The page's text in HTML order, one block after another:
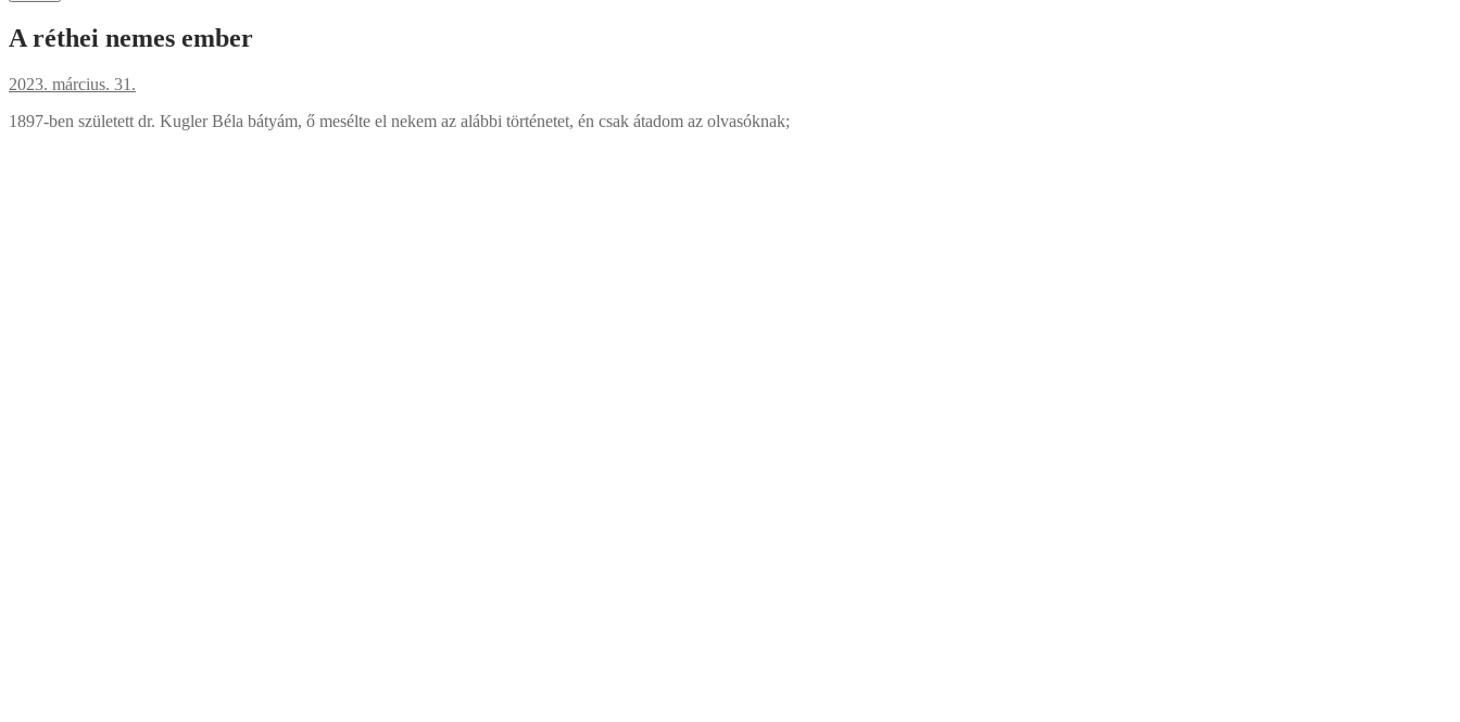
A réthei nemes ember
2023. március. 31.
1897-ben született dr. Kugler Béla bátyám, ő mesélte el nekem az alábbi történetet, én csak átadom az olvasóknak;